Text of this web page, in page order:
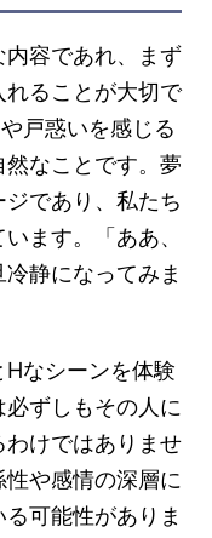
容であれ、まず
ることが大切で
戸惑いを感じる
なことです。夢
であり、私たち
ます。「ああ、
静になってみま
なシーンを体験
ずしもその人に
けではありませ
や感情の深層に
可能性がありま